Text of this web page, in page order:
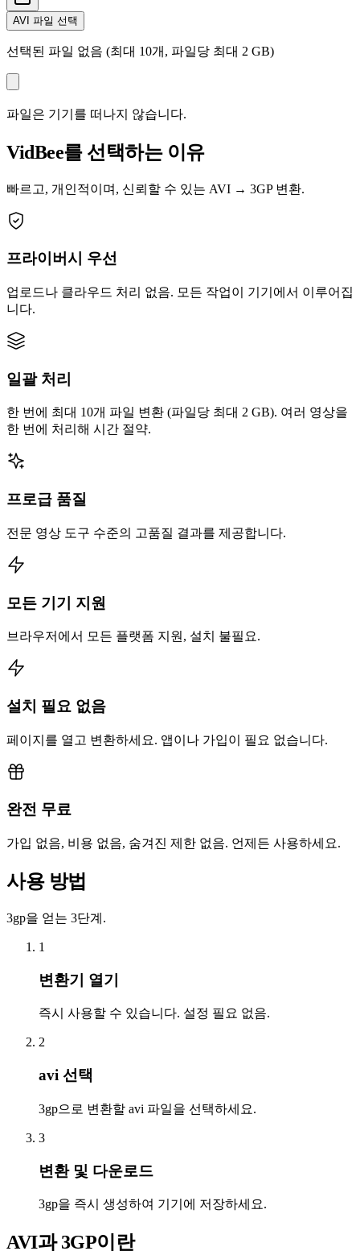
AVI 파일 선택
선택된 파일 없음 (최대 10개, 파일당 최대 2 GB)
파일은 기기를 떠나지 않습니다.
VidBee를 선택하는 이유
빠르고, 개인적이며, 신뢰할 수 있는 AVI → 3GP 변환.
프라이버시 우선
업로드나 클라우드 처리 없음. 모든 작업이 기기에서 이루어집
니다.
일괄 처리
한 번에 최대 10개 파일 변환 (파일당 최대 2 GB). 여러 영상을
한 번에 처리해 시간 절약.
프로급 품질
전문 영상 도구 수준의 고품질 결과를 제공합니다.
모든 기기 지원
브라우저에서 모든 플랫폼 지원, 설치 불필요.
설치 필요 없음
페이지를 열고 변환하세요. 앱이나 가입이 필요 없습니다.
완전 무료
가입 없음, 비용 없음, 숨겨진 제한 없음. 언제든 사용하세요.
사용 방법
3gp을 얻는 3단계.
1
변환기 열기
즉시 사용할 수 있습니다. 설정 필요 없음.
2
avi 선택
3gp으로 변환할 avi 파일을 선택하세요.
3
변환 및 다운로드
3gp을 즉시 생성하여 기기에 저장하세요.
AVI과 3GP이란